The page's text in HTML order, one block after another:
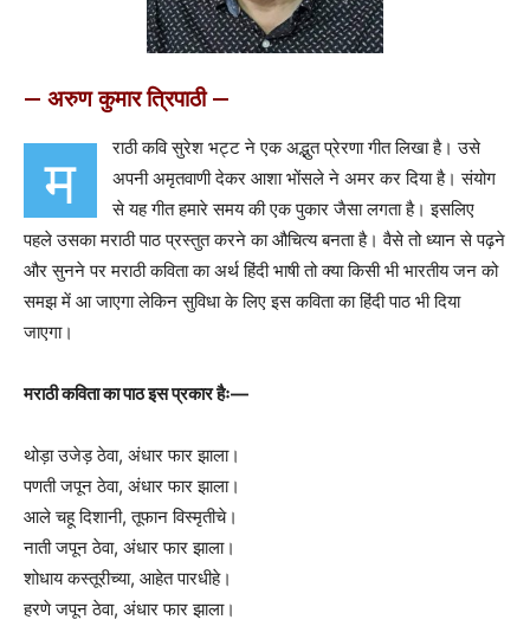
— अरुण कुमार त्रिपाठी —
म
राठी कवि सुरेश भट्ट ने एक अद्भुत प्रेरणा गीत लिखा है। उसे
अपनी अमृतवाणी देकर आशा भोंसले ने अमर कर दिया है। संयोग
से यह गीत हमारे समय की एक पुकार जैसा लगता है। इसलिए
पहले उसका मराठी पाठ प्रस्तुत करने का औचित्य बनता है। वैसे तो ध्यान से पढ़ने
और सुनने पर मराठी कविता का अर्थ हिंदी भाषी तो क्या किसी भी भारतीय जन को
समझ में आ जाएगा लेकिन सुविधा के लिए इस कविता का हिंदी पाठ भी दिया
जाएगा।
मराठी कविता का पाठ इस प्रकार हैः—
थोड़ा उजेड़ ठेवा, अंधार फार झाला।
पणती जपून ठेवा, अंधार फार झाला।
आले चहू दिशानी, तूफान विस्मृतीचे।
नाती जपून ठेवा, अंधार फार झाला।
शोधाय कस्तूरीच्या, आहेत पारधीहे।
हरणे जपून ठेवा, अंधार फार झाला।